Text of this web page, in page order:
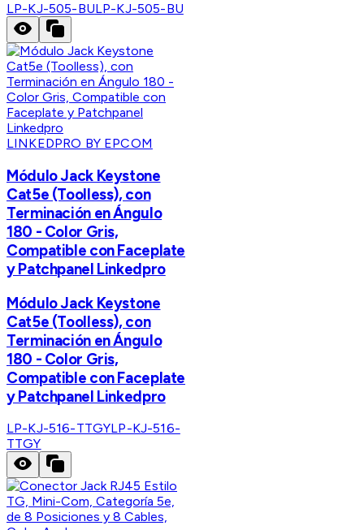
LP-KJ-505-BULP-KJ-505-BU
LINKEDPRO BY EPCOM
Módulo Jack Keystone
Cat5e (Toolless), con
Terminación en Ángulo
180 - Color Gris,
Compatible con Faceplate
y Patchpanel Linkedpro
Módulo Jack Keystone
Cat5e (Toolless), con
Terminación en Ángulo
180 - Color Gris,
Compatible con Faceplate
y Patchpanel Linkedpro
LP-KJ-516-TTGYLP-KJ-516-
TTGY